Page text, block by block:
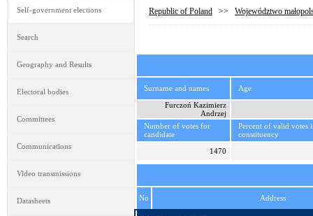
Self-government elections
Search
Geography and Results
Electoral bodies
Committees
Communications
Video transmissions
Datasheets
Republic of Poland >> Województwo
Surname and names
Age
Furczoń Kazimierz
Andrzej
Number of votes for
candidate
Percent of valid votes
constituency
1470
No Address